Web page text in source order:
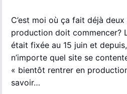
C’est moi où ça fait déjà
production doit commencer?
était fixée au 15 juin et
n’importe quel site se
« bientôt rentrer en
savoir…